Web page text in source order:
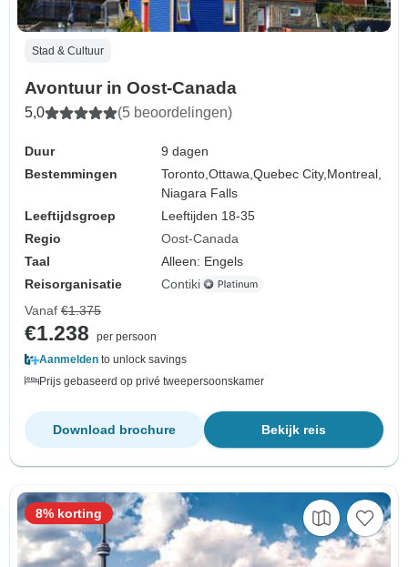
Stad & Cultuur
Avontuur in Oost-Canada
5,0 (5 beoordelingen)
Duur
9 dagen
Bestemmingen
Toronto,Ottawa,Quebec City, Montreal,
Niagara Falls
Leeftijdsgroep
Leeftijden 18-35
Regio
Oost-Canada
Taal
Alleen: Engels
Reisorganisatie
Contiki
Vanaf €1.375
€1.238
per persoon
Aanmelden to unlock savings
Prijs gebaseerd op privé tweepersoonskamer
Bekijk reis
Download brochure
8% korting